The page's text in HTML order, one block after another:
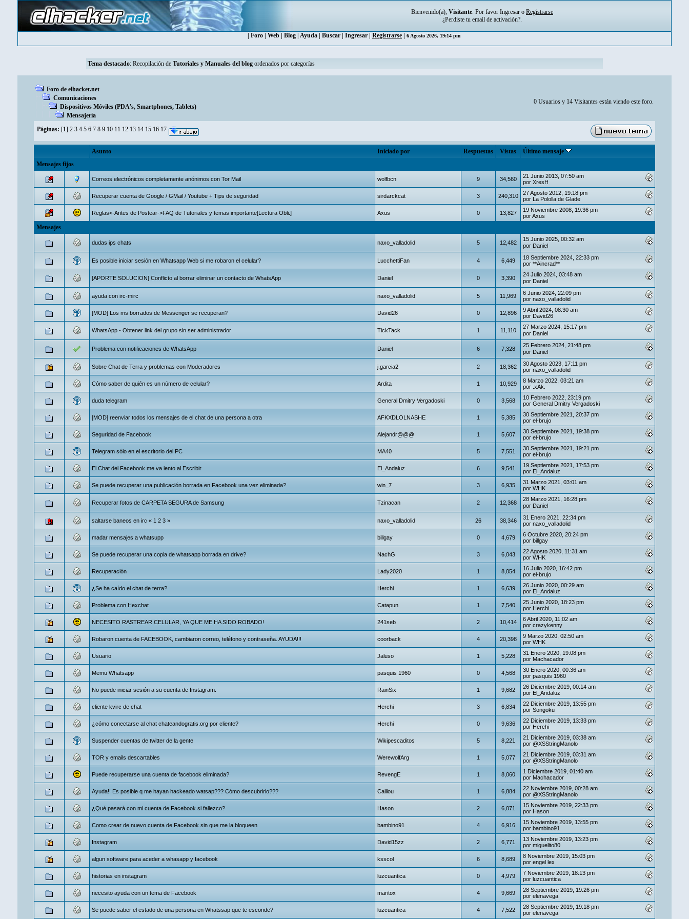
Bienvenido(a), Visitante. Por favor Ingresar o Registrarse
¿Perdiste tu email de activación?.
Foro Web Blog Ayuda Buscar Ingresar Registrarse 6 Agosto 2026, 19:14 pm
Tema destacado: Recopilación de Tutoriales y Manuales del blog ordenados por categorías
Foro de elhacker.net
Comunicaciones
Dispositivos Móviles (PDA's, Smartphones, Tablets)
Mensajería
0 Usuarios y 14 Visitantes están viendo este foro.
Páginas: [1] 2 3 4 5 6 7 8 9 10 11 12 13 14 15 16 17
Asunto Iniciado por Respuestas Vistas
Último mensaje
Mensajes fijos
Correos electrónicos completamente anónimos con Tor Mail wolfbcn 9 34,560
21 Junio 2013, 07:50 am
por XresH
Recuperar cuenta de Google / GMail / Youtube + Tips de seguridad sirdarckcat 3 240,310
27 Agosto 2012, 19:18 pm
por
La Pololla de Glade
Reglas<-Antes de Postear->FAQ de Tutoriales y temas importante[Lectura Obli.] Axus 0 13,827
19 Noviembre 2008, 19:36 pm
porAxus
Mensajes
dudas ips chats naxo_valladolid 5 12,482
15 Junio 2025, 00:32 am
por Danielㅤ
Es posible iniciar sesión en Whatsapp Web si me robaron el celular? LucchettiFan 4 6,449
18 Septiembre 2024, 22:33 pm
por **Aincrad**
[APORTE SOLUCION] Conflicto al borrar eliminar un contacto de WhatsApp Danielㅤ 0 3,390
24 Julio 2024, 03:48 am
por Danielㅤ
ayuda con irc-mirc naxo_valladolid 5 11,969
6 Junio 2024, 22:09 pm
por naxo_valladolid
[MOD] Los ms borrados de Messenger se recuperan? David26 0 12,896
9 Abril 2024, 08:30 am
por David26
WhatsApp - Obtener link del grupo sin ser administrador TickTack 1 11,110
27 Marzo 2024, 15:17 pm
por Danielㅤ
Problema con notificaciones de WhatsApp Danielㅤ 6 7,328
25 Febrero 2024, 21:48 pm
por Danielㅤ
Sobre Chat de Terra y problemas con Moderadores j.garcia2 2 18,362
30 Agosto 2023, 17:11 pm
por naxo_valladolid
Cómo saber de quién es un número de celular? Ardita 1 10,929
8 Marzo 2022, 03:21 am
por .xAk.
duda telegram General Dmitry Vergadoski 0 3,568
10 Febrero 2022, 23:19 pm
por General Dmitry Vergadoski
[MOD] reenviar todos los mensajes de el chat de una persona a otra AFKXDLOLNASHE 1 5,385
30 Septiembre 2021, 20:37 pm
por el-brujo
Seguridad de Facebook Alejandr@@@ 1 5,607
30 Septiembre 2021, 19:38 pm
por el-brujo
Telegram sólo en el escritorio del PC MA40 5 7,551
30 Septiembre 2021, 19:21 pm
por el-brujo
El Chat del Facebook me va lento al Escribir El_Andaluz 6 9,541
19 Septiembre 2021, 17:53 pm
por El_Andaluz
Se puede recuperar una publicación borrada en Facebook una vez eliminada? win_7 3 6,935
31 Marzo 2021, 03:01 am
por WHK
Recuperar fotos de CARPETA SEGURA de Samsung Tzinacan 2 12,368
28 Marzo 2021, 16:28 pm
por Danielㅤ
saltarse baneos en irc «1 2 3» naxo_valladolid 26 38,346
31 Enero 2021, 22:34 pm
por naxo_valladolid
madar mensajes a whatsupp billgay 0 4,679
6 Octubre 2020, 20:24 pm
por billgay
Se puede recuperar una copia de whatsapp borrada en drive? NachG 3 6,043
22 Agosto 2020, 11:31 am
por WHK
Recuperación Lady2020 1 8,054
16 Julio 2020, 16:42 pm
por el-brujo
¿Se ha caído el chat de terra? Herchi 1 6,639
26 Junio 2020, 00:29 am
por El_Andaluz
Problema con Hexchat Catapun 1 7,540
25 Junio 2020, 18:23 pm
por Herchi
NECESITO RASTREAR CELULAR, YA QUE ME HA SIDO ROBADO! 241seb 2 10,414
6 Abril 2020, 11:02 am
por crazykenny
Robaron cuenta de FACEBOOK, cambiaron correo, teléfono y contraseña. AYUDA!!! coorback 4 20,398
9 Marzo 2020, 02:50 am
por WHK
Usuario Jaluso 1 5,228
31 Enero 2020, 19:08 pm
por Machacador
Memu Whatsapp pasquis 1960 0 4,568
30 Enero 2020, 00:36 am
por pasquis 1960
No puede iniciar sesión a su cuenta de Instagram. RainSix 1 9,682
26 Diciembre 2019, 00:14 am
por El_Andaluz
cliente kvirc de chat Herchi 3 6,834
22 Diciembre 2019, 13:55 pm
por Songoku
¿cómo conectarse al chat chateandogratis.org por cliente? Herchi 0 9,636
22 Diciembre 2019, 13:33 pm
por Herchi
Suspender cuentas de twitter de la gente Wikipescaditos 5 8,221
21 Diciembre 2019, 03:38 am
por @XSStringManolo
TOR y emails descartables WerewolfArg 1 5,077
21 Diciembre 2019, 03:31 am
por @XSStringManolo
Puede recuperarse una cuenta de facebook eliminada? RevengE 1 8,060
1 Diciembre 2019, 01:40 am
por Machacador
Ayuda!! Es posible q me hayan hackeado watsap??? Cómo descubrirlo??? Caillou 1 6,884
22 Noviembre 2019, 00:28 am
por @XSStringManolo
¿Qué pasará con mi cuenta de Facebook si fallezco? Hason 2 6,071
15 Noviembre 2019, 22:33 pm
por Hason
Como crear de nuevo cuenta de Facebook sin que me la bloqueen bambino91 4 6,916
15 Noviembre 2019, 13:55 pm
por bambino91
Instagram David15zz 2 6,771
13 Noviembre 2019, 13:23 pm
por miguelito80
algun software para aceder a whasapp y facebook ksscol 6 8,689
8 Noviembre 2019, 15:03 pm
por engel lex
historias en instagram luzcuantica 0 4,979
7 Noviembre 2019, 18:13 pm
por luzcuantica
necesito ayuda con un tema de Facebook maritox 4 9,669
28 Septiembre 2019, 19:26 pm
por elenavega
Se puede saber el estado de una persona en Whatssap que te esconde? luzcuantica 4 7,522
28 Septiembre 2019, 19:18 pm
por elenavega